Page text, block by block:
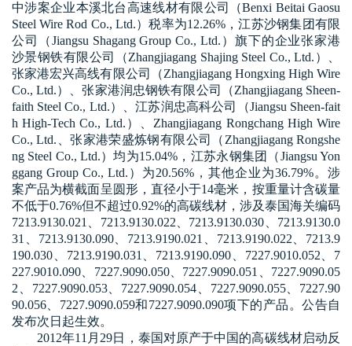
中涉案企业本溪北台高速线材有限公司（Benxi Beitai Gaosu
Steel Wire Rod Co., Ltd.）税率为12.26% ，江苏沙钢集团有限
公司（Jiangsu Shagang Group Co., Ltd. ）旗下的企业张家港
沙景钢铁有限公司（Zhangjiagang Shajing Steel Co., Ltd. ）、
张家港宏兴高线有限公司（Zhangjiagang Hongxing High Wire
Co., Ltd.）、张家港润忠钢铁有限公司（Zhangjiagang Sheen-
faith Steel Co., Ltd.）、江苏润忠高科公司（Jiangsu Sheen-fait
h High-Tech Co., Ltd. ）、 Zhangjiagang Rongchang High Wire
Co., Ltd. 、张家港荣盛炼钢有限公司（ Zhangjiagang Rongshe
ng Steel Co., Ltd.）均为15.04% ，江苏永钢集团（Jiangsu Yon
ggang Group Co., Ltd. ）为20.56% ，其他企业为36.79%。涉
案产品为横截面呈圆形，直径小于14毫米，按重量计含碳量
不低于0.76%但不超过0.92%的高碳线材，涉及泰国海关编码
7213.9130.021
7213.9130.022 7213.9130.030
7213.9130.0
31
7213.9130.090、 7213.9190.021 7213.9190.022
7213.9
190.030
7213.9190.031 7213.9190.090 7227.9010.052
7
227.9010.090
7227.9090.050、 7227.9090.051
7227.9090.05
2
7227.9090.053、 7227.9090.054 7227.9090.055、 7227.90
90.056
7227.9090.059和7227.9090.090项下的产品。公告自
发布次日起生效。
2012年11 月 29日，泰国对原产于中国的高碳线材启动反